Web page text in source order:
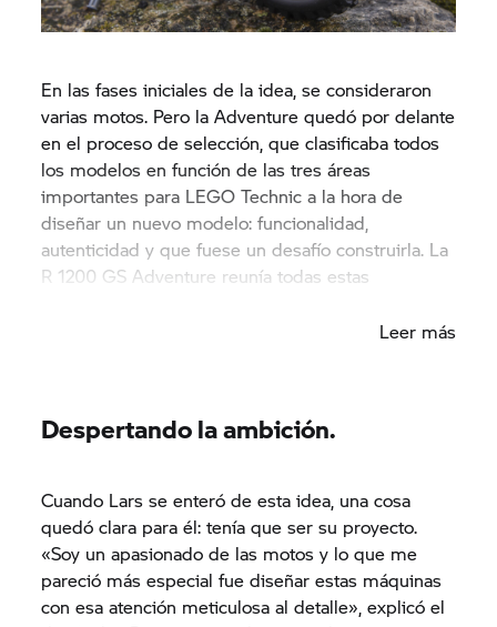
En las fases iniciales de la idea, se consideraron
varias motos. Pero la Adventure quedó por delante
en el proceso de selección, que clasificaba todos
los modelos en función de las tres áreas
importantes para LEGO Technic a la hora de
diseñar un nuevo modelo: funcionalidad,
autenticidad y que fuese un desafío construirla. La
R 1200 GS Adventure reunía todas estas
Leer más
Despertando la ambición.
Cuando Lars se enteró de esta idea, una cosa
quedó clara para él: tenía que ser su proyecto.
«Soy un apasionado de las motos y lo que me
pareció más especial fue diseñar estas máquinas
con esa atención meticulosa al detalle», explicó el